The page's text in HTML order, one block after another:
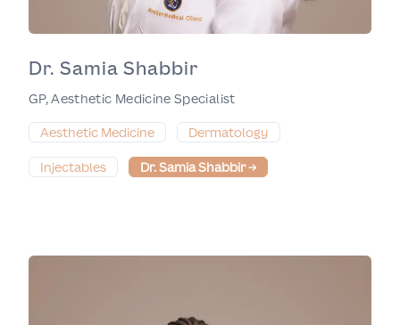
Dr. Samia Shabbir
GP, Aesthetic Medicine Specialist
Aesthetic Medicine
Dermatology
Injectables Dr. Samia Shabbir→